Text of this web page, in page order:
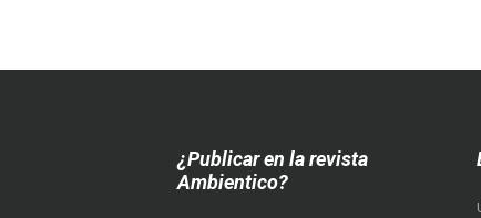
¿Publicar en la revista
Ambientico?